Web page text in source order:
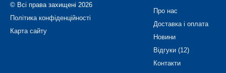
© Всі права захищені 2026
Політика конфіденційності
Карта сайту
Про нас
Доставка і оплата
Новини
Відгуки (12)
Контакти